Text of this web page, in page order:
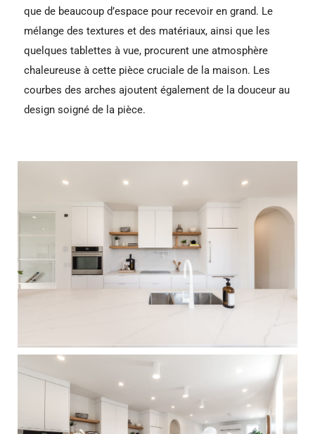
que de beaucoup d’espace pour recevoir en grand. Le
mélange des textures et des matériaux, ainsi que les
quelques tablettes à vue, procurent une atmosphère
chaleureuse à cette pièce cruciale de la maison. Les
courbes des arches ajoutent également de la douceur au
design soigné de la pièce.